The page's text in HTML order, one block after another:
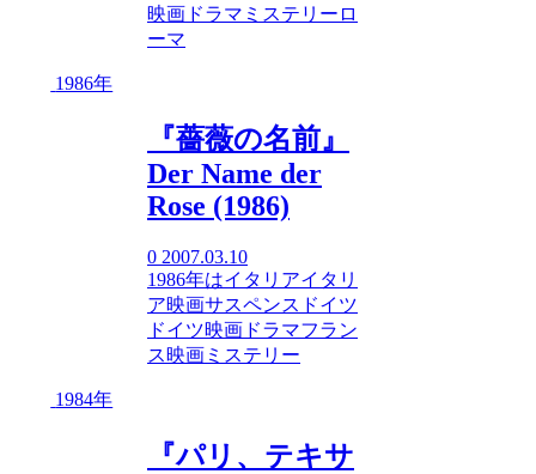
映画 ドラマ ミステリー ロ
ーマ
1986年
『薔薇の名前』
Der Name der
Rose (1986)
0 2007.03.10
1986年はイタリアイタリ
ア映画サスペンス ドイツ
ドイツ映画 ドラマフラン
ス映画 ミステリー
1984年
『パリ、テキサ